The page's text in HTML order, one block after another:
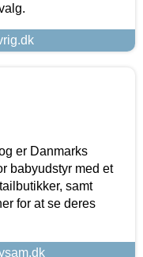
er Danmarks
babyudstyr med et
samt
for at se deres